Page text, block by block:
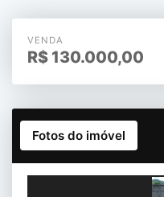
VENDA
R$ 130.000,00
Fotos do imóvel